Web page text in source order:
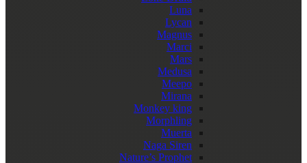
Luna
Lycan
Magnus
Marci
Mars
Medusa
Meepo
Mirana
Monkey king
Morphling
Muerta
Naga Siren
Nature’s Prophet